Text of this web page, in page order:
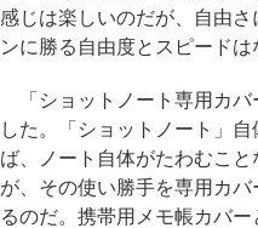
感じは楽しいのだが、自由
ンに勝る自由度とスピードは
「ショットノート専用カバ
した。「ショットノート」
ば、ノート自体がたわむこ
が、その使い勝手を専用カ
るのだ。携帯用メモ帳カバ